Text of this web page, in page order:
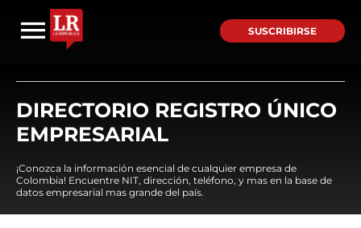
SUSCRIBIRSE
DIRECTORIO REGISTRO ÚNICO
EMPRESARIAL
¡Conozca la información esencial de cualquier empresa de
Colombia! Encuentre NIT, dirección, teléfono, y mas en la base de
datos empresarial mas grande del país.